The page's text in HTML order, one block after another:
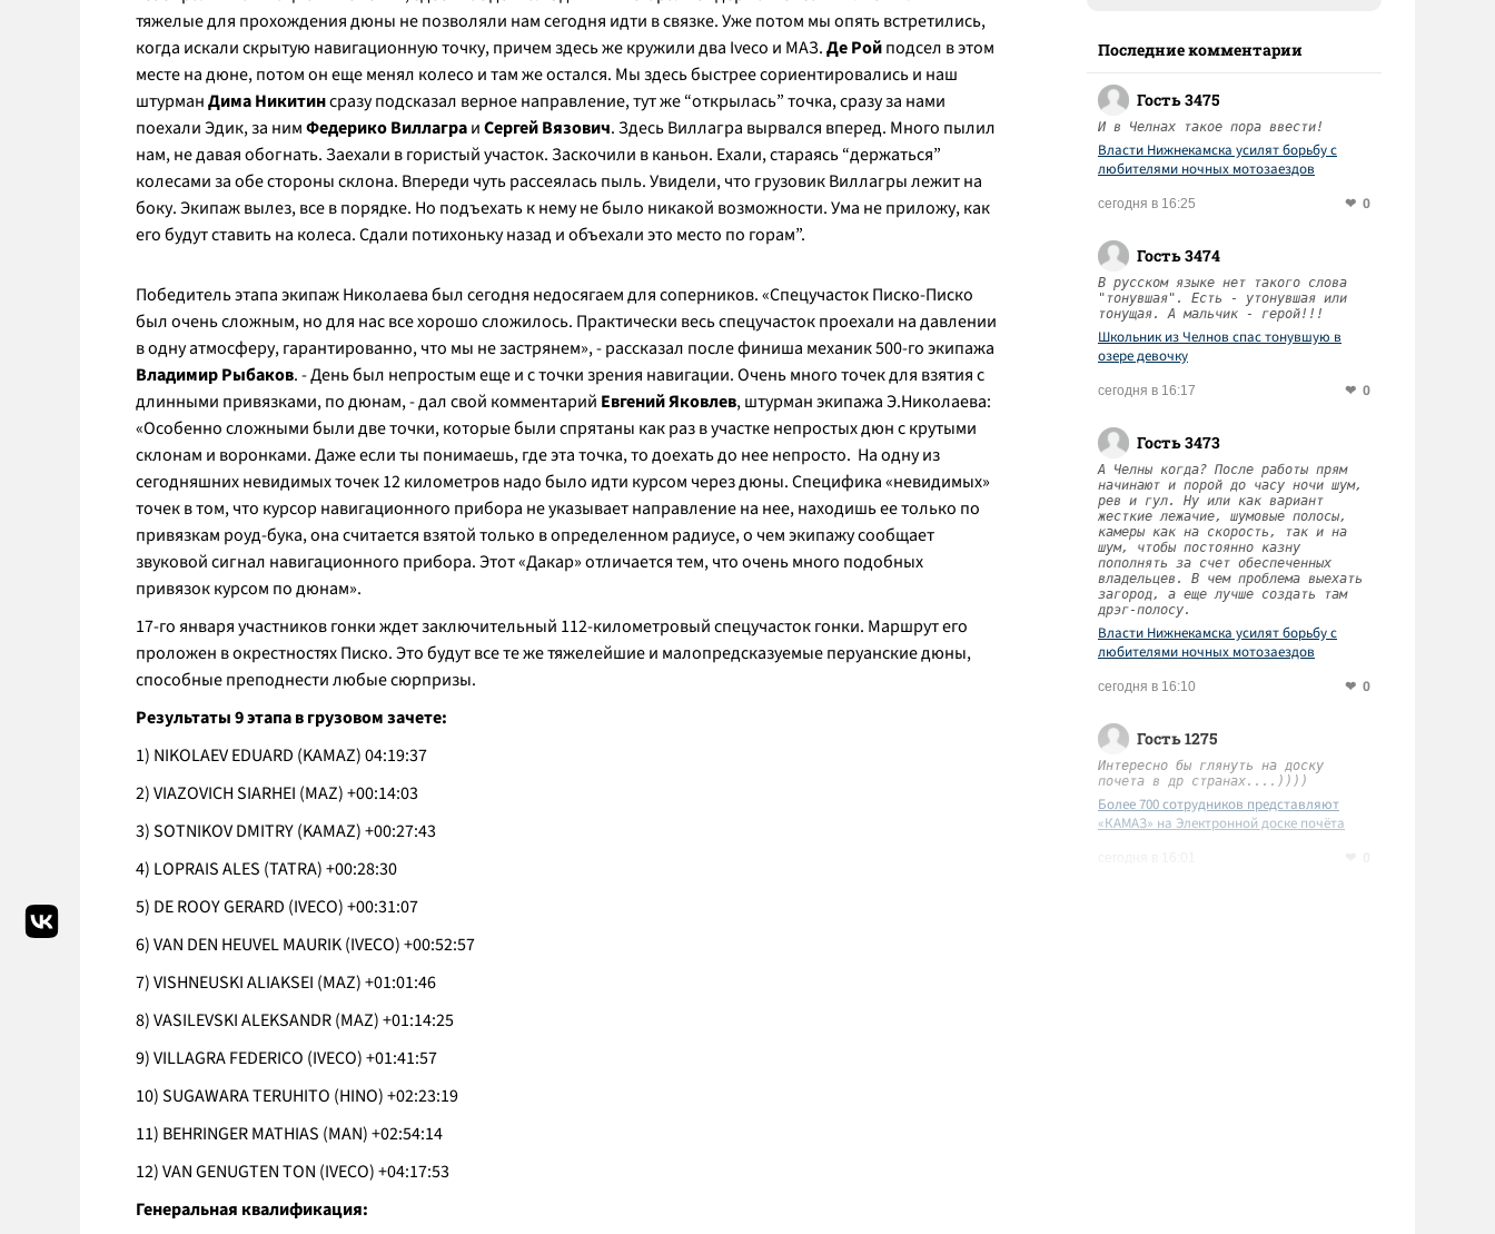
тяжелые для прохождения дюны не позволяли нам сегодня идти в связке. Уже потом мы опять встретились,
когда искали скрытую навигационную точку, причем здесь же кружили два Iveco и МАЗ.Де Ройподсел в этом
месте на дюне, потом он еще менял колесо и там же остался. Мы здесь быстрее сориентировались и наш
штурманДима Никитинсразу подсказал верное направление, тут же “открылась” точка, сразу за нами
поехали Эдик, за нимФедерико ВиллаграиСергей Вязович. Здесь Виллагра вырвался вперед. Много пылил
нам, не давая обогнать. Заехали в гористый участок. Заскочили в каньон. Ехали, стараясь “держаться”
колесами за обе стороны склона. Впереди чуть рассеялась пыль. Увидели, что грузовик Виллагры лежит на
боку. Экипаж вылез, все в порядке. Но подъехать к нему не было никакой возможности. Ума не приложу, как
его будут ставить на колеса. Сдали потихоньку назад и объехали это место по горам”.
Победитель этапа экипаж Николаева был сегодня недосягаем для соперников. «Спецучасток Писко-Писко
был очень сложным, но для нас все хорошо сложилось. Практически весь спецучасток проехали на давлении
в одну атмосферу, гарантированно, что мы не застрянем», - рассказал после финиша механик 500-го экипажа
Владимир Рыбаков. - День был непростым еще и с точки зрения навигации. Очень много точек для взятия с
длинными привязками, по дюнам, - дал свой комментарий Евгений Яковлев, штурман экипажа Э.Николаева:
«Особенно сложными были две точки, которые были спрятаны как раз в участке непростых дюн с крутыми
склонам и воронками. Даже если ты понимаешь, где эта точка, то доехать до нее непросто. На одну из
сегодняшних невидимых точек 12 километров надо было идти курсом через дюны. Специфика «невидимых»
точек в том, что курсор навигационного прибора не указывает направление на нее, находишь ее только по
привязкам роуд-бука, она считается взятой только в определенном радиусе, о чем экипажу сообщает
звуковой сигнал навигационного прибора. Этот «Дакар» отличается тем, что очень много подобных
привязок курсом по дюнам».
17-го января участников гонки ждет заключительный 112-километровый спецучасток гонки. Маршрут его
проложен в окрестностях Писко. Это будут все те же тяжелейшие и малопредсказуемые перуанские дюны,
способные преподнести любые сюрпризы.
Результаты 9 этапа в грузовом зачете:
1) NIKOLAEV EDUARD (KAMAZ) 04:19:37
2) VIAZOVICH SIARHEI (MAZ) +00:14:03
3) SOTNIKOV DMITRY (KAMAZ) +00:27:43
4) LOPRAIS ALES (TATRA) +00:28:30
5) DE ROOY GERARD (IVECO) +00:31:07
6) VAN DEN HEUVEL MAURIK (IVECO) +00:52:57
7) VISHNEUSKI ALIAKSEI (MAZ) +01:01:46
8) VASILEVSKI ALEKSANDR (MAZ) +01:14:25
9) VILLAGRA FEDERICO (IVECO) +01:41:57
10) SUGAWARA TERUHITO (HINO) +02:23:19
11) BEHRINGER MATHIAS (MAN) +02:54:14
12) VAN GENUGTEN TON (IVECO) +04:17:53
Генеральная квалификация:
Последние комментарии
Гость 3475
И в Челнах такое пора ввести!
Власти Нижнекамска усилят борьбу с
любителями ночных мотозаездов
сегодня в 16:25 0
Гость 3474
В русском языке нет такого слова
"тонувшая". Есть - утонувшая или
тонущая. А мальчик - герой!!!
Школьник из Челнов спас тонувшую в
озере девочку
сегодня в 16:17 0
Гость 3473
А Челны когда? После работы прям
начинают и порой до часу ночи шум,
рев и гул. Ну или как вариант
жесткие лежачие, шумовые полосы,
камеры как на скорость, так и на
шум, чтобы постоянно казну
пополнять за счет обеспеченных
владельцев. В чем проблема выехать
загород, а еще лучше создать там
дрэг-полосу.
Власти Нижнекамска усилят борьбу с
любителями ночных мотозаездов
сегодня в 16:10 0
Гость 1275
Интересно бы глянуть на доску
почета в др странах....))))
Более 700 сотрудников представляют
«КАМАЗ» на Электронной доске почёта